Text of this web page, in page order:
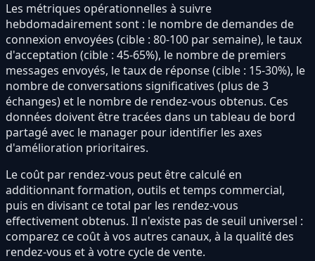
Les métriques opérationnelles à suivre
hebdomadairement sont : le nombre de demandes de
connexion envoyées (cible : 80-100 par semaine), le taux
d'acceptation (cible : 45-65%), le nombre de premiers
messages envoyés, le taux de réponse (cible : 15-30%), le
nombre de conversations significatives (plus de 3
échanges) et le nombre de rendez-vous obtenus. Ces
données doivent être tracées dans un tableau de bord
partagé avec le manager pour identifier les axes
d'amélioration prioritaires.
Le coût par rendez-vous peut être calculé en
additionnant formation, outils et temps commercial,
puis en divisant ce total par les rendez-vous
effectivement obtenus. Il n'existe pas de seuil universel :
comparez ce coût à vos autres canaux, à la qualité des
rendez-vous et à votre cycle de vente.